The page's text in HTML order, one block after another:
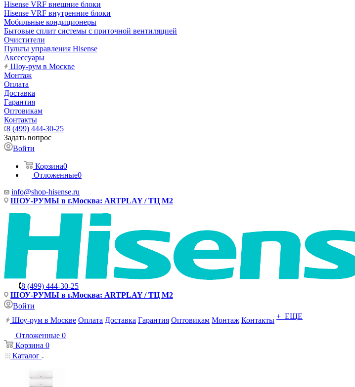
Hisense VRF внешние блоки
Hisense VRF внутренние блоки
Мобильные кондиционеры
Бытовые сплит системы с приточной вентиляцией
Очистители
Пульты управления Hisense
Аксессуары
Шоу-рум в Москве
Монтаж
Оплата
Доставка
Гарантия
Оптовикам
Контакты
8 (499) 444-30-25
Задать вопрос
Войти
Корзина0
Отложенные0
info@shop-hisense.ru
ШОУ-РУМЫ в г.Москва: ARTPLAY / ТЦ М2
8 (499) 444-30-25
ШОУ-РУМЫ в г.Москва: ARTPLAY / ТЦ М2
Войти
Шоу-рум в Москве Оплата Доставка Гарантия Оптовикам Монтаж Контакты + ЕЩЕ
Отложенные 0
Корзина 0
Каталог